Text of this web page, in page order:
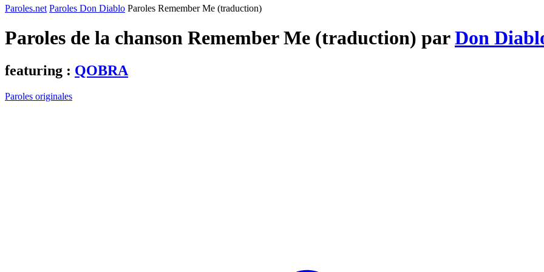
Paroles.net Paroles Don Diablo Paroles Remember Me (traduction)
Paroles de la chanson Remember Me (traduction) parDon
featuring : QOBRA
Paroles originales